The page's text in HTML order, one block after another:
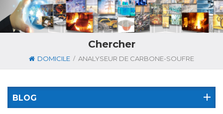
Chercher
DOMICILE / ANALYSEUR DE CARBONE-SOUFRE
BLOG